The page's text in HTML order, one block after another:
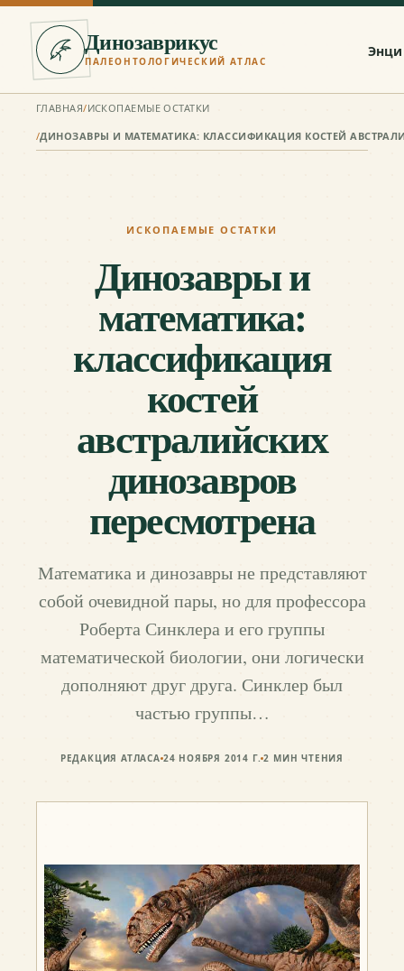
Динозаврикус
ПАЛЕОНТОЛОГИЧЕСКИЙ АТЛАС
ГЛАВНАЯ/ИСКОПАЕМЫЕ ОСТАТКИ
/
ИСКОПАЕМЫЕ ОСТАТКИ
Динозавры и
математика:
классификация
костей
австралийских
динозавров
пересмотрена
Математика и динозавры не представляют
собой очевидной пары, но для профессора
Роберта Синклера и его группы
математической биологии, они логически
дополняют друг друга. Синклер был
частью группы…
РЕДАКЦИЯ АТЛАСА 24 НОЯБРЯ 2014 Г. 2 МИН ЧТЕНИЯ